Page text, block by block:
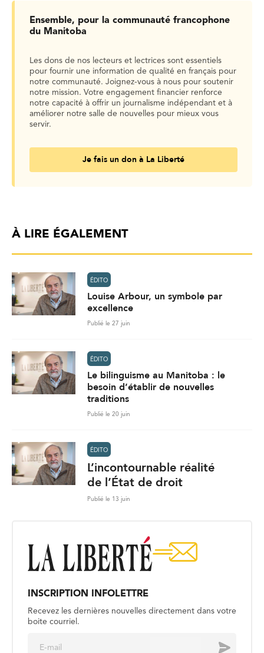
Ensemble, pour la communauté francophone
du Manitoba
Les dons de nos lecteurs et lectrices sont essentiels
pour fournir une information de qualité en français pour
notre communauté. Joignez-vous à nous pour soutenir
notre mission. Votre engagement financier renforce
notre capacité à offrir un journalisme indépendant et à
améliorer notre salle de nouvelles pour mieux vous
servir.
Je fais un don à La Liberté
À LIRE ÉGALEMENT
ÉDITO
Louise Arbour, un symbole par
excellence
Publié le 27 juin
ÉDITO
Le bilinguisme au Manitoba : le
besoin d’établir de nouvelles
traditions
Publié le 20 juin
ÉDITO
L’incontournable réalité
de l’État de droit
Publié le 13 juin
INSCRIPTION INFOLETTRE
Recevez les dernières nouvelles directement dans votre
boite courriel.
Envoyer